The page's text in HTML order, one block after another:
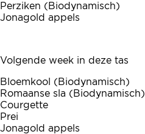
Perziken (Biodynamisch)
Jonagold appels
Volgende week in deze tas
Bloemkool (Biodynamisch)
Romaanse sla (Biodynamisch)
Courgette
Prei
Jonagold appels